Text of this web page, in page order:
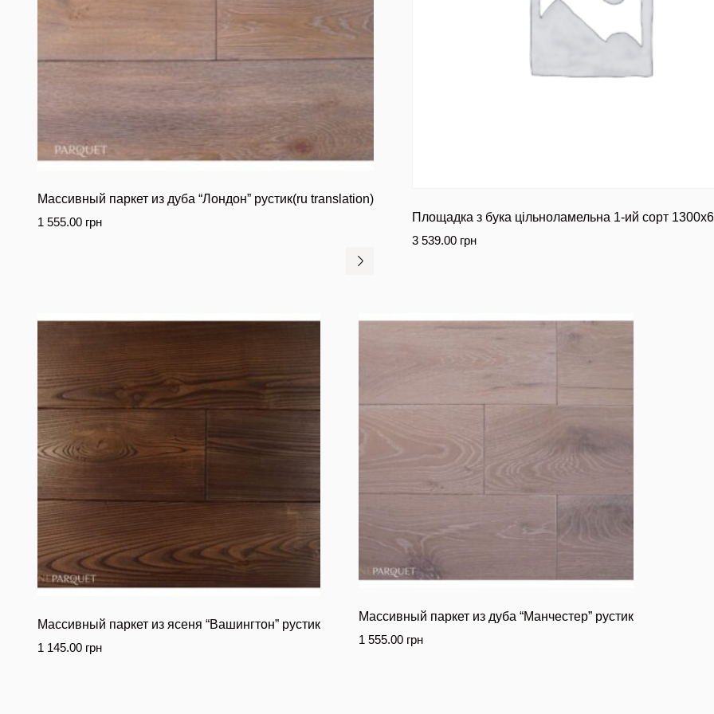
Массивный паркет из дуба “Лондон” рустик(ru translation)
1 555.00 грн
Площадка з бука цільноламельна 1-ий сорт
3 539.00 грн
Массивный паркет из ясеня “Вашингтон” рустик
1 145.00 грн
Массивный паркет из дуба “Манчестер” рустик
1 555.00 грн